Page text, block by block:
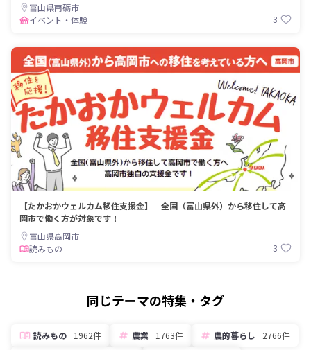
富山県南砺市
イベント・体験
3
【たかおかウェルカム移住支援金】 全国（富山県外）から移住して高
岡市で働く方が対象です！
富山県高岡市
読みもの
3
同じテーマの特集・タグ
読みもの 1962件 農業 1763件 農的暮らし
2766件